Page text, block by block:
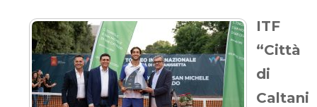
ITF
“Città
di
Caltani